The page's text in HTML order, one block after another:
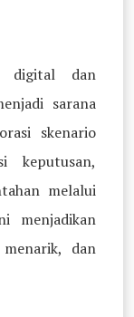
digital dan
sarana
skenario
keputusan,
melalui
menjadikan
dan